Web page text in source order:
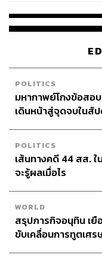
POLITICS
มหากาพย์โกงข้อสอ
เดินหน้าสู่จุดจบในสั
POLITICS
เส้นทางคดี 44 สส.
จะรู้ผลเมื่อไร
WORLD
สรุปภารกิจอนุทิน เยื
ขับเคลื่อนการทูตเศร